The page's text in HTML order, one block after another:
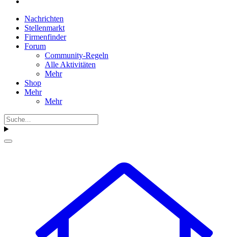
Nachrichten
Stellenmarkt
Firmenfinder
Forum
Community-Regeln
Alle Aktivitäten
Mehr
Shop
Mehr
Mehr